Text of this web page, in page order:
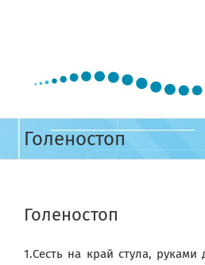
Голеностоп
Голеностоп
1.Сесть на край стула, руками